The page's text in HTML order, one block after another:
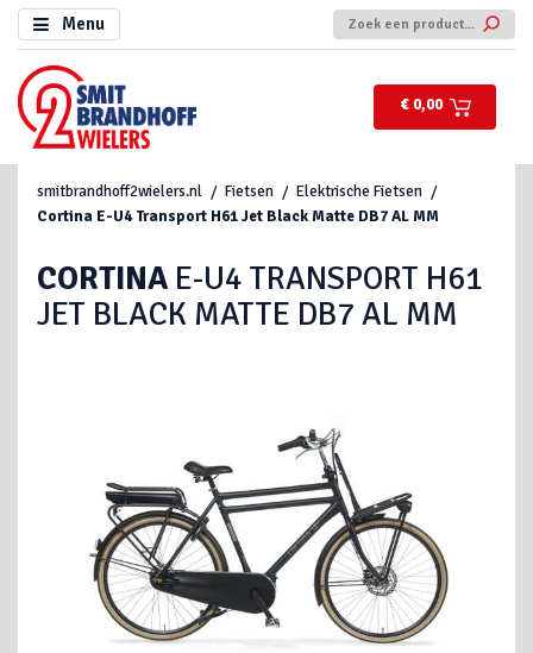
Menu
€ 0,00
smitbrandhoff2wielers.nl Fietsen
Elektrische Fietsen
Cortina E-U4 Transport H61 Jet Black Matte DB7 AL MM
CORTINA E-U4 TRANSPORT H61
JET BLACK MATTE DB7 AL MM